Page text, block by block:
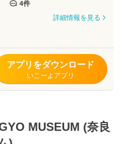
4件
詳細情報を見る
アプリをダウンロード
いこーよアプリ
MUSEUM (奈良